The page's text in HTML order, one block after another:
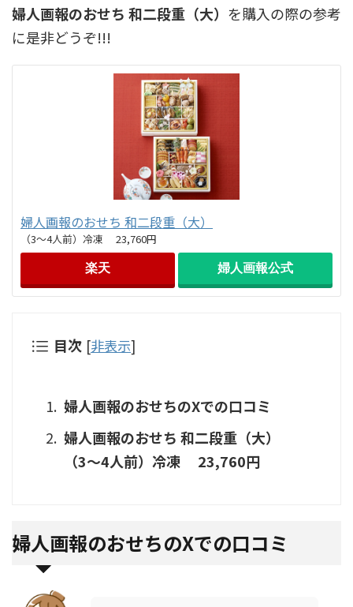
婦人画報のおせち 和二段重（大） を購入の際の参考
に是非どうぞ!!!
婦人画報のおせち 和二段重（大）
（3～4人前）冷凍 23,760円
楽天 婦人画報公式
目次 [非表示]
婦人画報のおせちのXでの口コミ
婦人画報のおせち 和二段重（大）
（3～4人前）冷凍 23,760円
婦人画報のおせちのXでの口コミ